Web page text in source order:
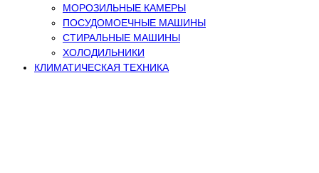
МОРОЗИЛЬНЫЕ КАМЕРЫ
ПОСУДОМОЕЧНЫЕ МАШИНЫ
СТИРАЛЬНЫЕ МАШИНЫ
ХОЛОДИЛЬНИКИ
КЛИМАТИЧЕСКАЯ ТЕХНИКА